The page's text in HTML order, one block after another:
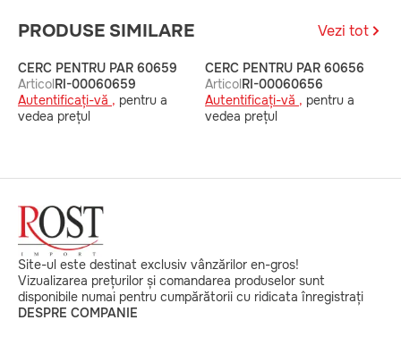
PRODUSE SIMILARE Vezi tot
CERC PENTRU PAR 60659
ArticolRI-00060659
Autentificați-vă , pentru a
vedea prețul
CERC PENTRU PAR 60656
ArticolRI-00060656
Autentificați-vă , pentru a
vedea prețul
Site-ul este destinat exclusiv vânzărilor en-gros!
Vizualizarea prețurilor și comandarea produselor sunt
disponibile numai pentru cumpărătorii cu ridicata înregistrați
DESPRE COMPANIE